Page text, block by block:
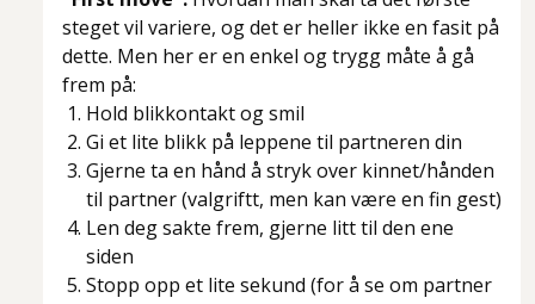
steget vil variere, og det er heller ikke en fasit på
dette. Men her er en enkel og trygg måte å gå
frem på:
Hold blikkontakt og smil
Gi et lite blikk på leppene til partneren din
Gjerne ta en hånd å stryk over kinnet/hånden
til partner (valgriftt, men kan være en fin gest)
Len deg sakte frem, gjerne litt til den ene
siden
Stopp opp et lite sekund (for å se om partner